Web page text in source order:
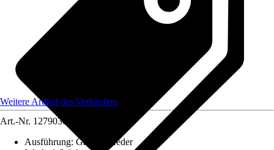
Weitere Artikel des Verkäufers
Art.-Nr. 12790306
Ausführung: Gasdruckfeder